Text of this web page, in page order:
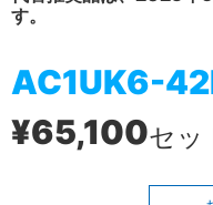
す。
AC1UK6-
¥65,100セッ